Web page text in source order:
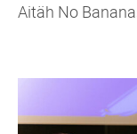
Aitäh No